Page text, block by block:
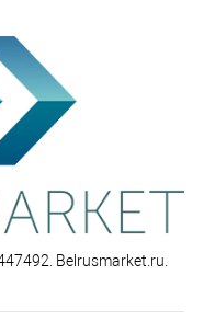
Belrusmarket.ru.